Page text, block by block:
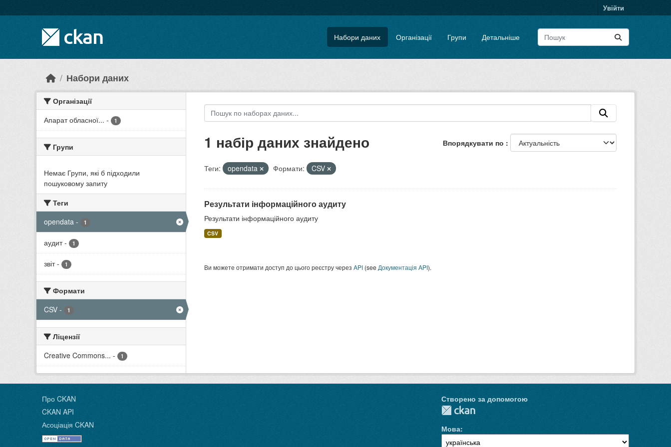
Увійти
Набори даних Організації Групи Детальніше
Набори даних
Організації
Апарат обласної... - 1
Групи
Немає Групи, які б підходили
пошуковому запиту
Теги
opendata - 1
аудит - 1
звіт - 1
Формати
CSV - 1
Ліцензії
Creative Commons... - 1
Впорядкувати по
1 набір даних знайдено
Теги: opendata Формати: CSV
Результати інформаційного аудиту
Результати інформаційного аудиту
CSV
Ви можете отримати доступ до цього реєстру через API(see Документація API).
Про CKAN
CKAN API
Асоціація CKAN
Створено за допомогою
Мова